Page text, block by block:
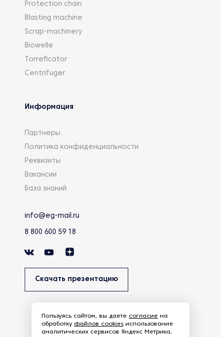
Protection chain
Blasting machine
Scrap-machinery
Biowelle
Torreficator
Centrifuger
Информация
Партнеры
Политика конфиденциальности
Реквизиты
Вакансии
База знаний
info@eg-mail.ru
8 800 600 59 18
Скачать презентацию
Пользуясь сайтом, вы даете согласие на
обработку файлов cookies использование
аналитических сервисов Яндекс Метрика,